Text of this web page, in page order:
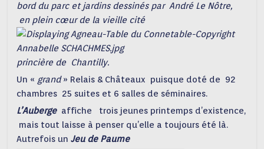
bord du parc et jardins dessinés par André Le Nôtre,
en plein cœur de la vieille cité
princière de Chantilly.
Un « grand» Relais & Châteaux puisque doté de 92
chambres 25 suites et 6 salles de séminaires.
L’Auberge affiche trois jeunes printemps d’existence,
mais tout laisse à penser qu’elle a toujours été là.
Autrefois unJeu de Paume